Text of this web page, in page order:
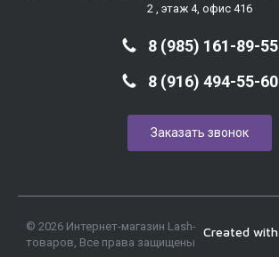
2 , этаж 4, офис 416
8 (985) 161-89-55
8 (916) 494-55-60
Заказать звонок
© 2026 Интернет-магазин Lash-
товаров, Все права защищены
Created with